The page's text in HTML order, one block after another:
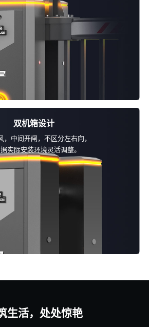
双机箱设计
，中间开闸，不区分左右向，
实际安装环境灵活调整。
生活，处处惊艳